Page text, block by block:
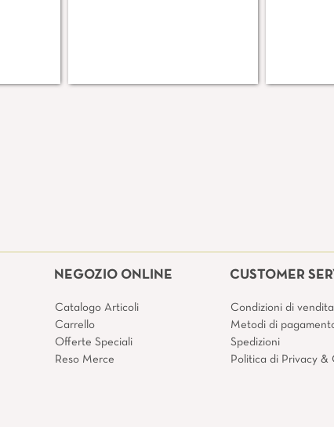
NEGOZIO ONLINE
Catalogo Articoli
Carrello
Offerte Speciali
Reso Merce
CUSTOMER
Condizioni di vendita
Metodi di
Spedizioni
Politica di Privacy &